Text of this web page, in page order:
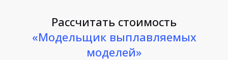
Рассчитать стоимость
«Модельщик выплавляемых
моделей»